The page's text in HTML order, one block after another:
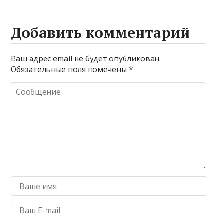
Добавить комментарий
Ваш адрес email не будет опубликован.
Обязательные поля помечены*